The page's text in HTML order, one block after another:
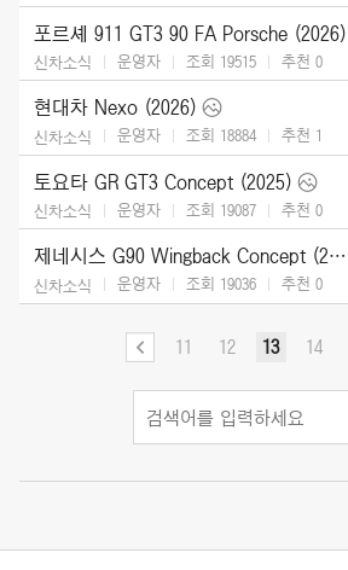
포르셰 911 GT3 90 FA Porsche (2026)
신차소식 운영자 조회 19515 추천 0
현대차 Nexo (2026)
신차소식 운영자 조회 18884 추천 1
토요타 GR GT3 Concept (2025)
신차소식 운영자 조회 19087 추천 0
제네시스 G90 Wingback Concept (2025)
신차소식 운영자 조회 19036 추천 0
11 12 13 14